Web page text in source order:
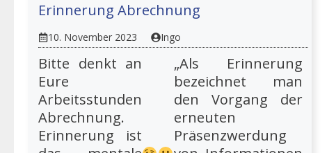
Erinnerung Abrechnung
10. November 2023 Ingo
Bitte denkt an
Eure
Arbeitsstunden
Abrechnung.
Erinnerung ist
„Als Erinnerung
bezeichnet man
den Vorgang der
erneuten
Präsenzwerdung